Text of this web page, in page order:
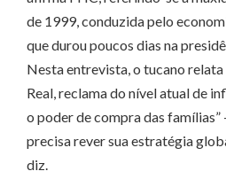
de 1999, conduzida pelo
que durou poucos dias na
Nesta entrevista, o tucano
Real, reclama do nível atual de
o poder de compra das famílias”
precisa rever sua estratégia
diz.